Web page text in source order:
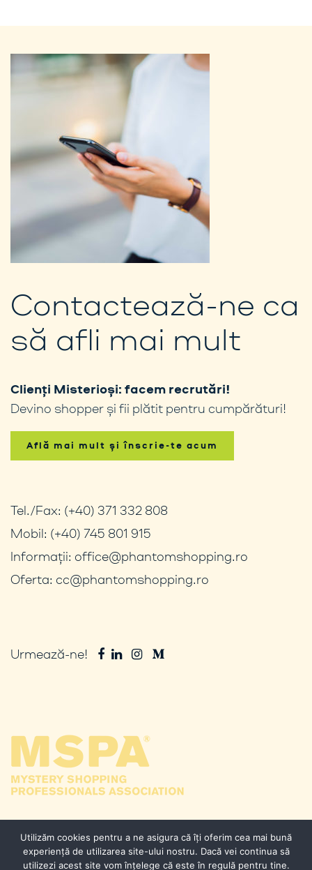
Contactează-ne ca
să afli mai mult
Clienți Misterioși: facem recrutări!
Devino shopper și fii plătit pentru cumpărături!
Află mai mult și înscrie-te acum
Tel./Fax: (+40) 371 332 808
Mobil: (+40) 745 801 915
Informații: office@phantomshopping.ro
Oferta: cc@phantomshopping.ro
Urmează-ne!
Utilizăm cookies pentru a ne asigura că îți oferim cea mai bună
experiență de utilizarea site-ului nostru. Dacă vei continua să
utilizezi acest site vom înțelege că este în regulă pentru tine.